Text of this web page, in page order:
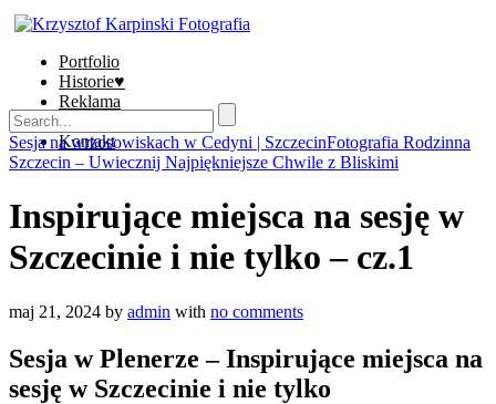
Portfolio
Historie♥
Reklama
Sklep
Kontakt
Sesja na wrzosowiskach w Cedyni | SzczecinFotografia Rodzinna
Szczecin – Uwiecznij Najpiękniejsze Chwile z Bliskimi
Inspirujące miejsca na sesję w
Szczecinie i nie tylko – cz.1
maj 21, 2024 by admin with no comments
Sesja w Plenerze – Inspirujące miejsca na
sesję w Szczecinie i nie tylko